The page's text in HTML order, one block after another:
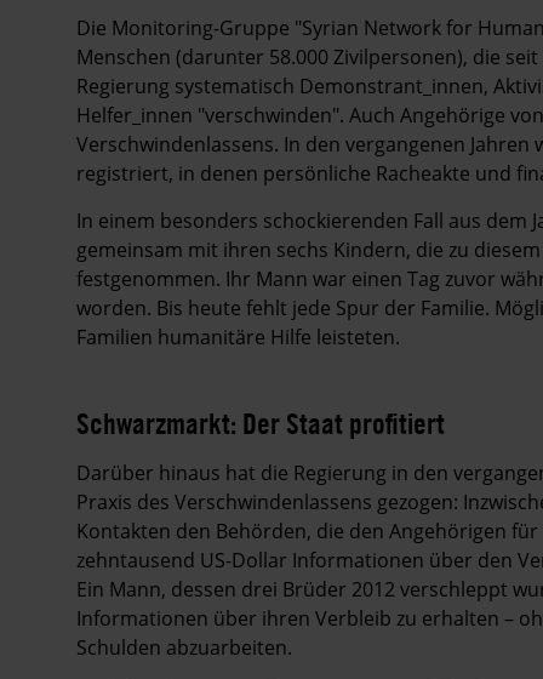
Die Monitoring-Gruppe "Syrian Network for
Menschen (darunter 58.000 Zivilpersonen), die
Regierung systematisch Demonstrant_innen,
Helfer_innen "verschwinden". Auch Angehörige
Verschwindenlassens. In den vergangenen
registriert, in denen persönliche Racheakte und
In einem besonders schockierenden Fall aus dem
gemeinsam mit ihren sechs Kindern, die zu
festgenommen. Ihr Mann war einen Tag zuvor
worden. Bis heute fehlt jede Spur der Familie.
Familien humanitäre Hilfe leisteten.
Schwarzmarkt: Der Staat profitiert
Darüber hinaus hat die Regierung in den
Praxis des Verschwindenlassens gezogen:
Kontakten den Behörden, die den Angehörigen
zehntausend US-Dollar Informationen über den
Ein Mann, dessen drei Brüder 2012 verschleppt
Informationen über ihren Verbleib zu erhalten –
Schulden abzuarbeiten.